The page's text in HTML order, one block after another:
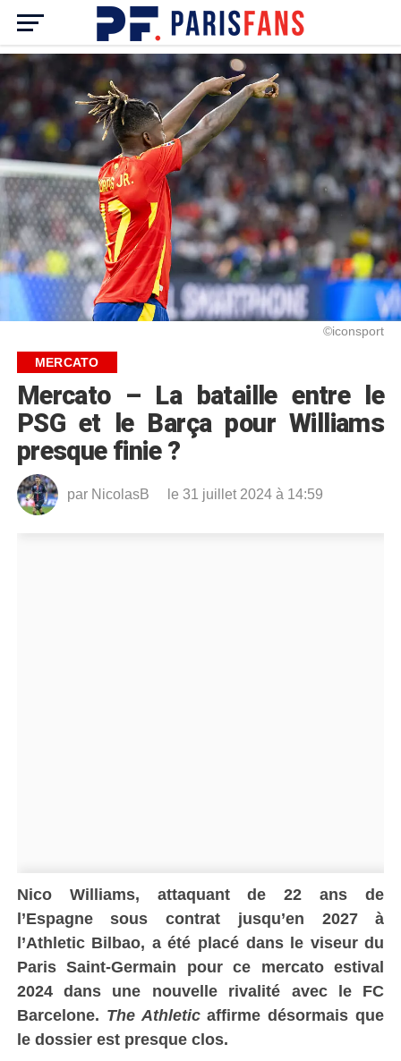
©iconsport
MERCATO
Mercato – La bataille entre le
PSG et le Barça pour Williams
presque finie ?
par NicolasB le 31 juillet 2024 à 14:59
Nico Williams, attaquant de 22 ans de
l’Espagne sous contrat jusqu’en 2027 à
l’Athletic Bilbao, a été placé dans le viseur du
Paris Saint-Germain pour ce mercato estival
2024 dans une nouvelle rivalité avec le FC
Barcelone. The Athleticaffirme désormais que
le dossier est presque clos.